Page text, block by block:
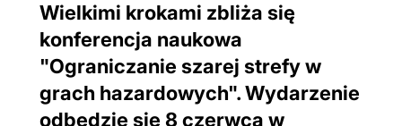
Wielkimi krokami zbliża się
konferencja naukowa
"Ograniczanie szarej strefy w
grach hazardowych". Wydarzenie
odbędzie się 8 czerwca w